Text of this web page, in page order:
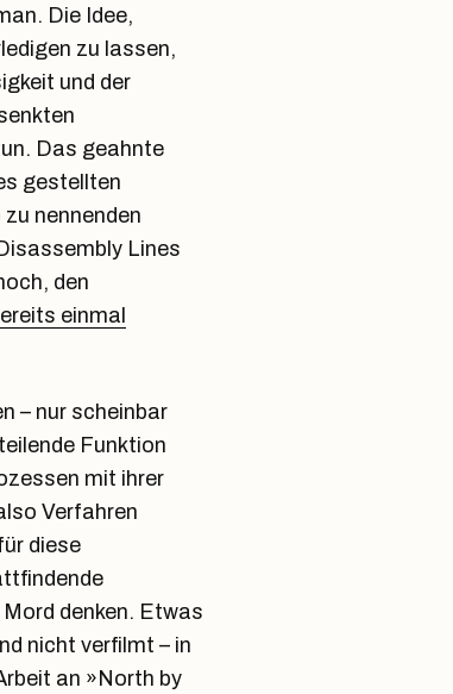
Die Idee,
zu lassen,
und der
Das geahnte
gestellten
nennenden
Lines
den
einmal
– nur scheinbar
Funktion
mit ihrer
Verfahren
diese
denken. Etwas
nicht verfilmt – in
an »North by